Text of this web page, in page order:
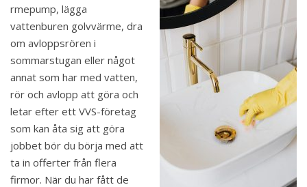
rmepump, lägga
vattenburen golvvärme, dra
om avloppsrören i
sommarstugan eller något
annat som har med vatten,
rör och avlopp att göra och
letar efter ett VVS-företag
som kan åta sig att göra
jobbet bör du börja med att
ta in offerter från flera
firmor. När du har fått de